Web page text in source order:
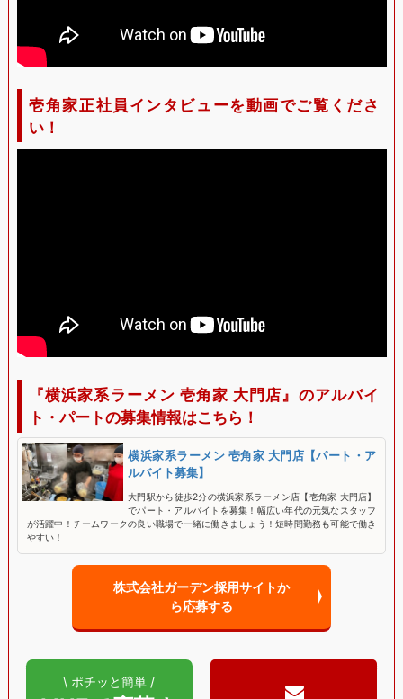
壱角家正社員インタビューを動画でご覧くださ
い！
『横浜家系ラーメン 壱角家 大門店』のアルバイ
ト・パートの募集情報はこちら！
横浜家系ラーメン 壱角家 大門店【パート・ア
ルバイト募集】
大門駅から徒歩2分の横浜家系ラーメン店【壱角家 大門店】
でパート・アルバイトを募集！幅広い年代の元気なスタッフ
が活躍中！チームワークの良い職場で一緒に働きましょう！短時間勤務も可能で働き
やすい！
株式会社ガーデン採用サイトか
ら応募する
\ ポチッと簡単 /